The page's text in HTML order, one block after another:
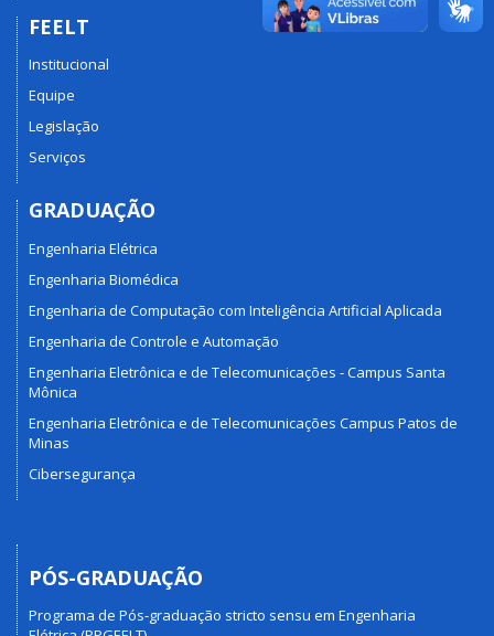
FEELT
Institucional
Equipe
Legislação
Serviços
GRADUAÇÃO
Engenharia Elétrica
Engenharia Biomédica
Engenharia de Computação com Inteligência Artificial Aplicada
Engenharia de Controle e Automação
Engenharia Eletrônica e de Telecomunicações - Campus Santa
Mônica
Engenharia Eletrônica e de Telecomunicações Campus Patos de
Minas
Cibersegurança
PÓS-GRADUAÇÃO
Programa de Pós-graduação stricto sensu em Engenharia